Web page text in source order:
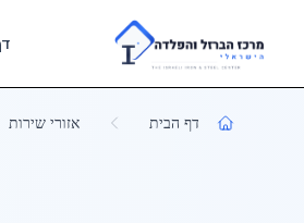
Skip to main content
דף הבית אזורי שירות